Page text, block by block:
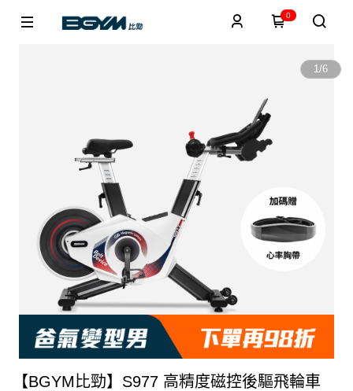
0
1/6
【BGYM比勁】S977 高精度磁控後驅飛輪車